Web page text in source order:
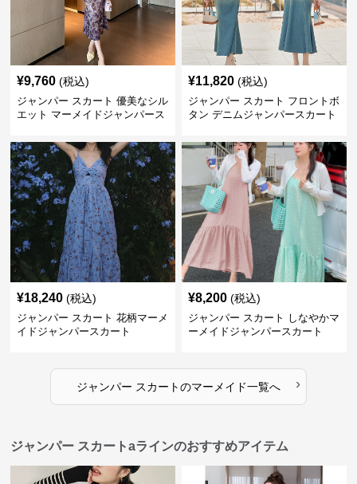
¥9,760 (税込)
ジャンパー スカート 優美なシル
エット マーメイドジャンパース
¥11,820 (税込)
ジャンパー スカート フロントボ
タン デニムジャンパースカート
¥18,240 (税込)
ジャンパー スカート 花柄マーメ
イドジャンパースカート
¥8,200 (税込)
ジャンパー スカート しなやかマ
ーメイドジャンパースカート
ジャンパー スカートのマーメイド一覧へ ›
ジャンパー スカートaラインのおすすめアイテム